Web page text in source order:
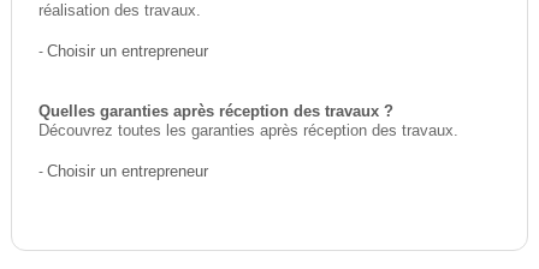
réalisation des travaux.
- Choisir un entrepreneur
Quelles garanties après réception des travaux ?
Découvrez toutes les garanties après réception des travaux.
- Choisir un entrepreneur